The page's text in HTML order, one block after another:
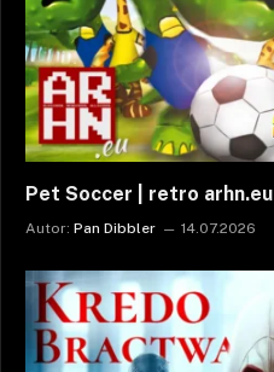
Pet Soccer | retro arhn.eu
Autor: Pan Dibbler 14.07.2026